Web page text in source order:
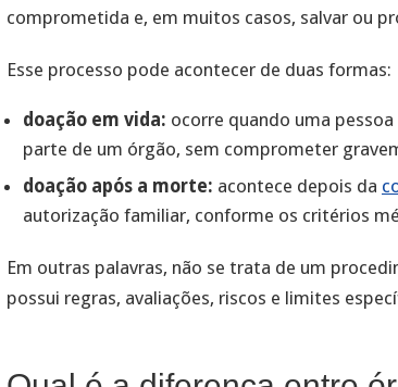
comprometida e, em muitos casos, salvar ou
Esse processo pode acontecer de duas formas:
doação em vida: ocorre quando uma
parte de um órgão, sem comprometer
doação após a morte: acontece depois da
autorização familiar, conforme os critérios
Em outras palavras, não se trata de um
possui regras, avaliações, riscos e limites